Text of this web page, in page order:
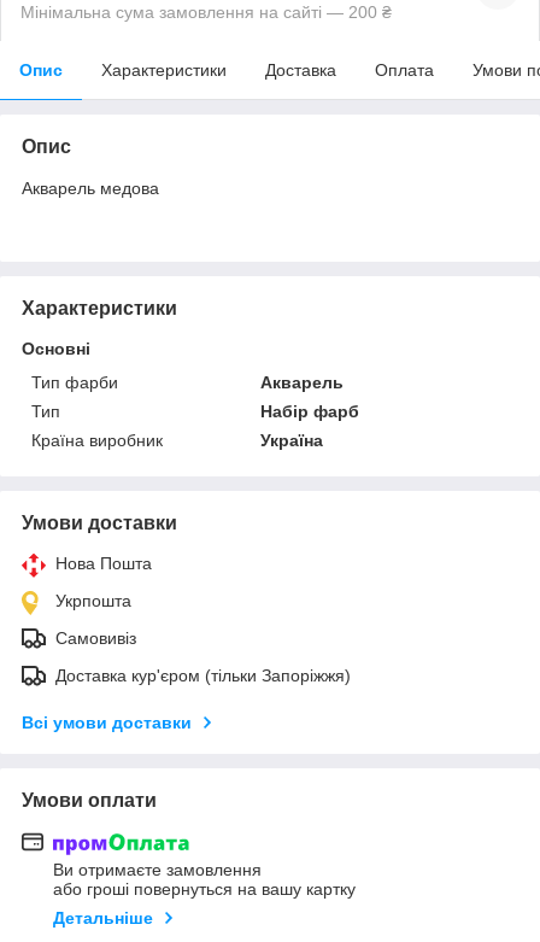
Мінімальна сума замовлення на сайті — 200 ₴
Опис Характеристики Доставка Оплата Умови
Опис
Акварель медова
Характеристики
Основні
Тип фарби
Акварель
Тип
Набір фарб
Країна виробник
Україна
Умови доставки
Нова Пошта
Укрпошта
Самовивіз
Доставка кур'єром (тільки Запоріжжя)
Всі умови доставки
Умови оплати
Ви отримаєте замовлення
або гроші повернуться на вашу картку
Детальніше